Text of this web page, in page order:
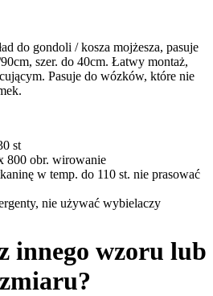
do gondoli / kosza mojżesza, pasuje
szer. do 40cm. Łatwy montaż,
Pasuje do wózków, które nie
st
800 obr. wirowanie
w temp. do 110 st. nie prasować
nie używać wybielaczy
innego wzoru lub